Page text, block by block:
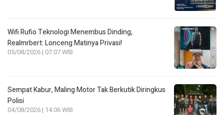
Wifi Rufio Teknologi Menembus Dinding,
Realmrbert: Lonceng Matinya Privasi!
05/08/2026 | 07:07 WIB
Sempat Kabur, Maling Motor Tak Berkutik Diringkus
Polisi
04/08/2026 | 14:06 WIB